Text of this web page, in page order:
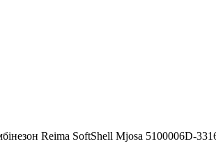
Reima SoftShell Mjosa 5100006D-